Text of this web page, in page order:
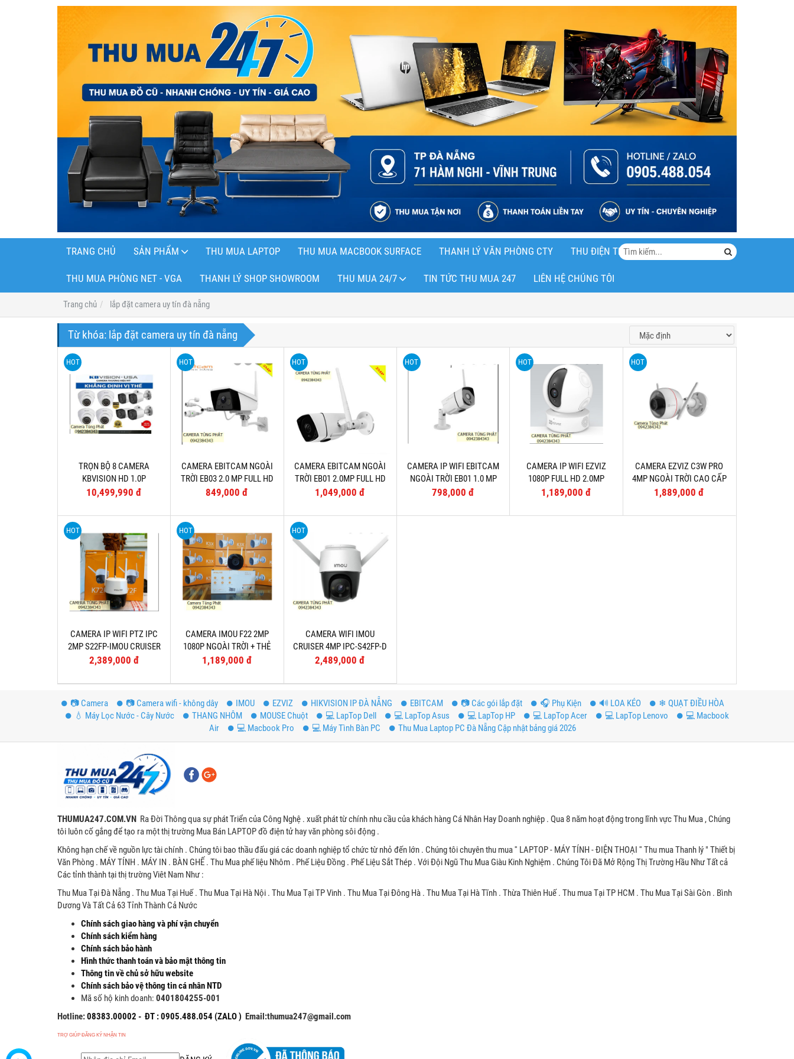
TRANG CHỦ SẢN PHẨM THU MUA LAPTOP THU MUA MACBOOK SURFACE THANH LÝ VĂN PHÒNG CTY THU ĐIỆN THOẠI
THU MUA PHÒNG NET - VGA THANH LÝ SHOP SHOWROOM THU MUA 24/7 TIN TỨC THU MUA 247 LIÊN HỆ CHÚNG TÔI
Trang chủ lắp đặt camera uy tín đà nẵng
Từ khóa: lắp đặt camera uy tín đà nẵng
HOT
TRỌN BỘ 8 CAMERA
KBVISION HD 1.0P
10,499,990 đ
HOT
CAMERA EBITCAM NGOÀI
TRỜI EB03 2.0 MP FULL HD
1080P (TẶNG THẺ 32G)
849,000 đ
HOT
CAMERA EBITCAM NGOÀI
TRỜI EB01 2.0MP FULL HD
1080 (TẶNG THẺ 32G)
1,049,000 đ
HOT
CAMERA IP WIFI EBITCAM
NGOÀI TRỜI EB01 1.0 MP
(TẶNG THẺ 16G)
798,000 đ
HOT
CAMERA IP WIFI EZVIZ
1080P FULL HD 2.0MP
(TẶNG THẺ 32G)
1,189,000 đ
HOT
CAMERA EZVIZ C3W PRO
4MP NGOÀI TRỜI CAO CẤP
– TẶNG THẺ 32GB
1,889,000 đ
HOT
CAMERA IP WIFI PTZ IPC
2MP S22FP-IMOU CRUISER
NGOÀI TRỜi
2,389,000 đ
HOT
CAMERA IMOU F22 2MP
1080P NGOÀI TRỜI + THẺ
32G
1,189,000 đ
HOT
CAMERA WIFI IMOU
CRUISER 4MP IPC-S42FP-D
FULL COLOR NGOÀI TRỜI,
2,489,000 đ
📷 Camera 📷 Camera wifi - không dây IMOU EZVIZ HIKVISION IP ĐÀ NẴNG EBITCAM 📷 Các gói lắp đặt ️🎧 Phụ Kiện 🔊 LOA KÉO
❄ QUẠT ĐIỀU HÒA
💧 Máy Lọc Nước - Cây Nước
THANG NHÔM MOUSE Chuột 💻 LapTop Dell 💻 LapTop Asus 💻 LapTop HP 💻 LapTop Acer 💻 LapTop Lenovo
💻 Macbook
Air
💻 Macbook Pro 💻 Máy Tình Bàn PC Thu Mua Laptop PC Đà Nẵng Cập nhật bảng giá 2026
THUMUA247.COM.VN Ra Đời Thông qua sự phát Triển của Công Nghệ . xuất phát từ chính nhu cầu của khách hàng Cá Nhân Hay Doanh nghiệp . Qua 8 năm hoạt động trong lĩnh vực Thu Mua , Chúng
tôi luôn cố gắng để tạo ra một thị trường Mua Bán LAPTOP đồ điện tử hay văn phòng sôi động .
Không hạn chế về nguồn lực tài chính . Chúng tôi bao thầu đấu giá các doanh nghiệp tổ chức từ nhỏ đến lớn . Chúng tôi chuyên thu mua '' LAPTOP - MÁY TÍNH - ĐIỆN THOẠI '' Thu mua Thanh lý " Thiết bị
Văn Phòng . MÁY TÍNH . MÁY IN . BÀN GHẾ . Thu Mua phế liệu Nhôm . Phế Liệu Đồng . Phế Liệu Sắt Thép . Với Đội Ngũ Thu Mua Giàu Kinh Nghiệm . Chúng Tôi Đã Mở Rộng Thị Trường Hầu Như Tất cả
Các tỉnh thành tại thị trường Viêt Nam Như :
Thu Mua Tại Đà Nẵng . Thu Mua Tại Huế . Thu Mua Tại Hà Nội . Thu Mua Tại TP Vinh . Thu Mua Tại Đông Hà . Thu Mua Tại Hà Tĩnh . Thừa Thiên Huế . Thu mua Tại TP HCM . Thu Mua Tại Sài Gòn . Bình
Dương Và Tất Cả 63 Tỉnh Thành Cả Nước
Chính sách giao hàng và phí vận chuyển
Chính sách kiểm hàng
Chính sách bảo hành
Hình thức thanh toán và bảo mật thông tin
Thông tin về chủ sở hữu website
Chính sách bảo vệ thông tin cá nhân NTD
Mã số hộ kinh doanh: 0401804255-001
Hotline:08383.00002 - ĐT : 0905.488.054 (ZALO ) Email:thumua247@gmail.com
TRỢ GIÚP ĐĂNG KÝ NHẬN TIN